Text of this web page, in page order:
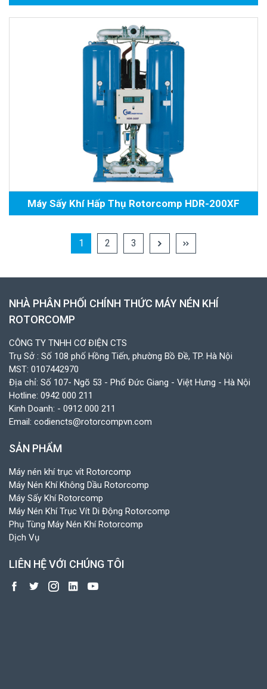
Máy Sấy Khí Hấp Thụ Rotorcomp HDR-200XF
1 2 3
NHÀ PHÂN PHỐI CHÍNH THỨC MÁY NÉN KHÍ
ROTORCOMP
CÔNG TY TNHH CƠ ĐIỆN CTS
Trụ Sở : Số 108 phố Hồng Tiến, phường Bồ Đề, TP. Hà Nội
MST: 0107442970
Địa chỉ: Số 107- Ngõ 53 - Phố Đức Giang - Việt Hưng - Hà Nội
Hotline: 0942 000 211
Kinh Doanh: - 0912 000 211
Email: codiencts@rotorcompvn.com
SẢN PHẨM
Máy nén khí trục vít Rotorcomp
Máy Nén Khí Không Dầu Rotorcomp
Máy Sấy Khí Rotorcomp
Máy Nén Khí Trục Vít Di Động Rotorcomp
Phụ Tùng Máy Nén Khí Rotorcomp
Dịch Vụ
LIÊN HỆ VỚI CHÚNG TÔI